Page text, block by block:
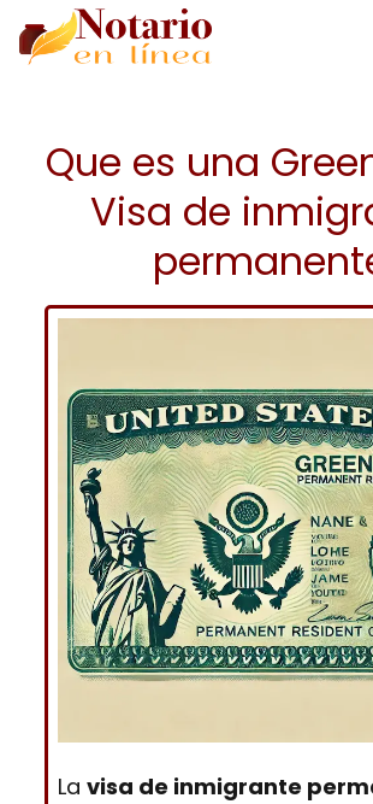
Que es una
Visa de
La visa de inmigrante